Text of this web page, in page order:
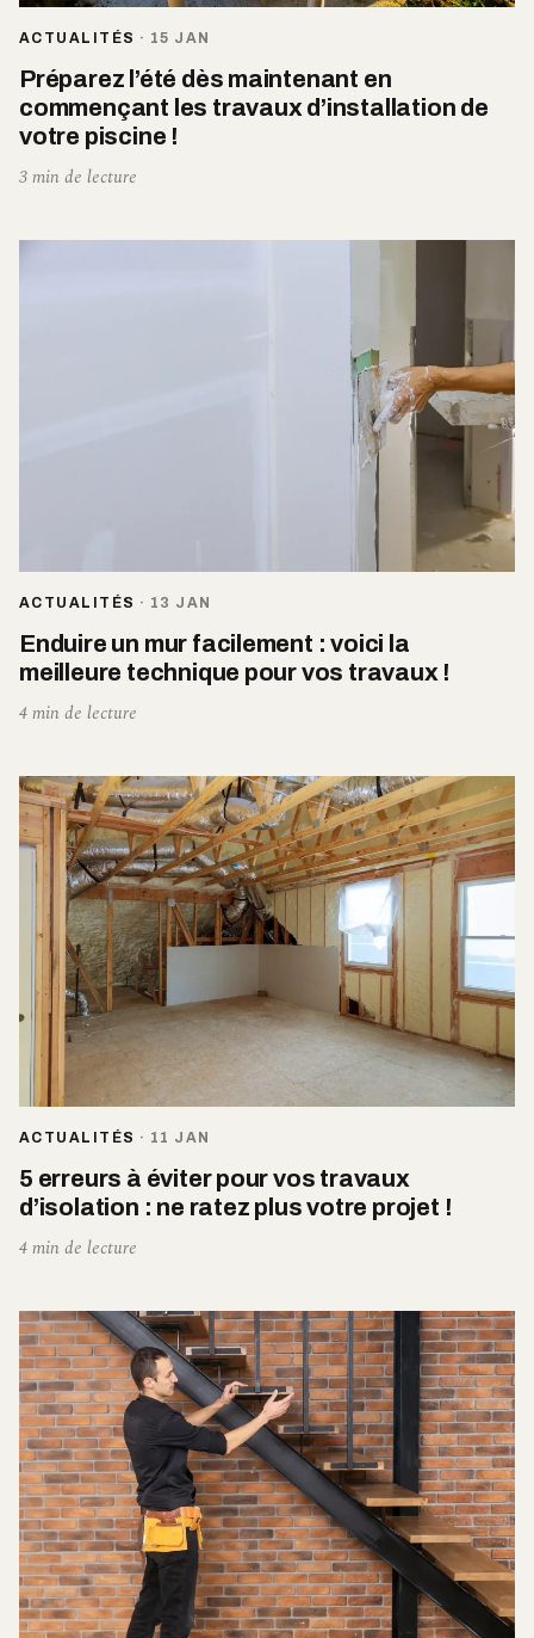
ACTUALITÉS · 15 JAN
Préparez l’été dès maintenant en
commençant les travaux d’installation de
votre piscine !
3 min de lecture
ACTUALITÉS · 13 JAN
Enduire un mur facilement : voici la
meilleure technique pour vos travaux !
4 min de lecture
ACTUALITÉS · 11 JAN
5 erreurs à éviter pour vos travaux
d’isolation : ne ratez plus votre projet !
4 min de lecture